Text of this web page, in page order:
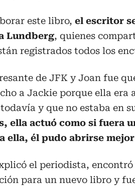
este libro, el escritor
Lundberg, quienes
registrados todos los
de JFK y Joan fue
a Jackie porque ella era
y que no estaba en
ella actuó como si fuera
ella, él pudo abrirse
el periodista,
para un nuevo libro y